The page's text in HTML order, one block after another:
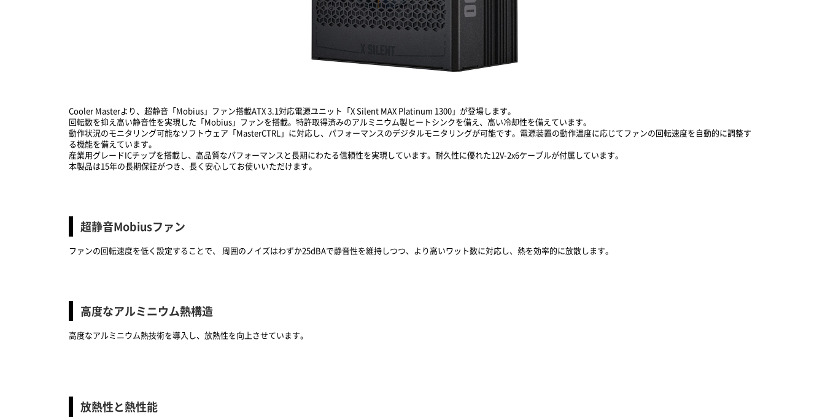
Cooler Masterより、超静音「Mobius」ファン搭載ATX 3.1対応電源ユニット「X Silent MAX Platinum 1300」が登場します。
回転数を抑え高い静音性を実現した「Mobius」ファンを搭載。特許取得済みのアルミニウム製ヒートシンクを備え、高い冷却性を備えています。
動作状況のモニタリング可能なソフトウェア「MasterCTRL」に対応し、パフォーマンスのデジタルモニタリングが可能です。電源装置の動作温度に応じてファンの回転速度を自動的に調整す
る機能を備えています。
産業用グレードICチップを搭載し、高品質なパフォーマンスと長期にわたる信頼性を実現しています。耐久性に優れた12V-2x6ケーブルが付属しています。
本製品は15年の長期保証がつき、長く安心してお使いいただけます。
超静音Mobiusファン
ファンの回転速度を低く設定することで、 周囲のノイズはわずか25dBAで静音性を維持しつつ、より高いワット数に対応し、熱を効率的に放散します。
高度なアルミニウム熱構造
高度なアルミニウム熱技術を導入し、放熱性を向上させています。
放熱性と熱性能